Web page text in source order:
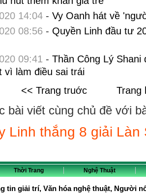
14:04- Vy Oanh hát về
08:56 - Quyền Linh đầu tư
09:41 - Thần Công Lý
vì làm điều sai trái
<< Trang truớc
Trang
bài viết cùng chủ đề với
Linh thắng 8 giải Làn
Thời Trang Nghệ Thuật
tin giải trí, Văn hóa nghệ thuật, Người